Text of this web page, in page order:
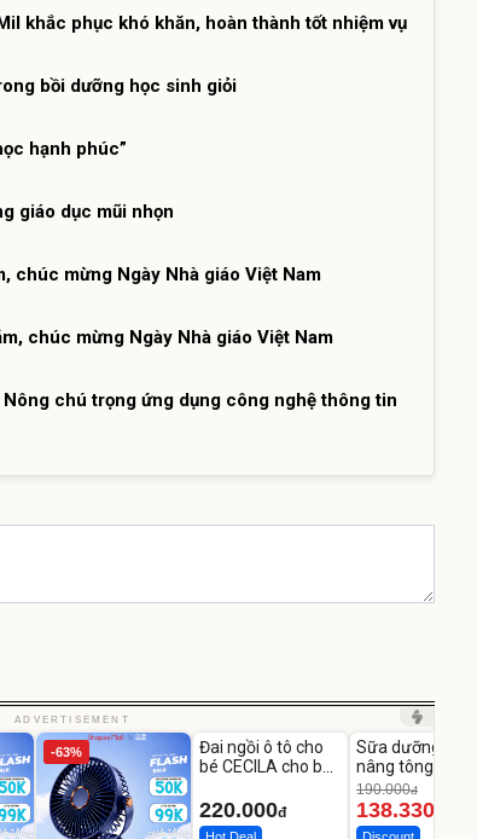
khắc phục khó khăn, hoàn thành tốt nhiệm vụ
bồi dưỡng học sinh giỏi
hạnh phúc”
giáo dục mũi nhọn
chúc mừng Ngày Nhà giáo Việt Nam
chúc mừng Ngày Nhà giáo Việt Nam
chú trọng ứng dụng công nghệ thông tin
ADVERTISEMENT
-63%
Đai ngồi ô tô cho
bé CECILA cho bé
220.000đ
-27%
Unmute
Sữa dưỡng thể
nâng tông tức thì
Vaseline Body
190.000đ
138.330